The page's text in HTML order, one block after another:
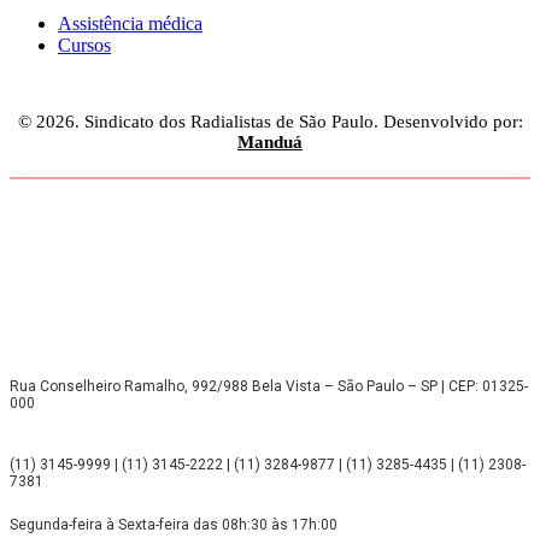
Assistência médica
Cursos
© 2026. Sindicato dos Radialistas de São Paulo. Desenvolvido por:
Manduá
Rua Conselheiro Ramalho, 992/988 Bela Vista – São Paulo – SP | CEP: 01325-
000
(11) 3145-9999 | (11) 3145-2222 | (11) 3284-9877 | (11) 3285-4435 | (11) 2308-
7381
Segunda-feira à Sexta-feira das 08h:30 às 17h:00